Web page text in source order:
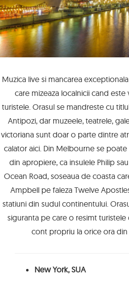
Muzica live si mancarea
care mizeaza localnicii cand
turistele. Orasul se mandreste cu
Antipozi, dar muzeele, teatrele,
victoriana sunt doar o parte dintre
calator aici. Din Melbourne se
din apropiere, ca insulele Philip
Ocean Road, soseaua de coasta
Ampbell pe faleza Twelve
statiuni din sudul continentului.
siguranta pe care o resimt
cont propriu la orice ora din
New York, SUA